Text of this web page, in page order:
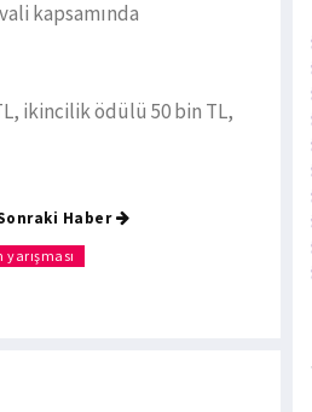
kapsamında
ikincilik ödülü 50 bin TL,
Haber
yarışması